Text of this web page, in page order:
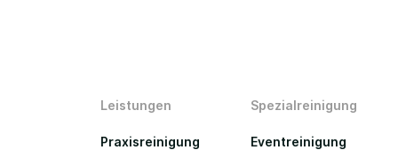
Leistungen
Praxisreinigung
Spezialreinigung
Eventreinigung